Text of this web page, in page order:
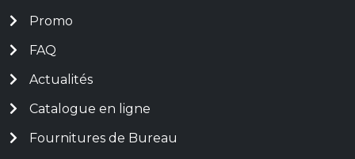
Promo
FAQ
Actualités
Catalogue en ligne
Fournitures de Bureau